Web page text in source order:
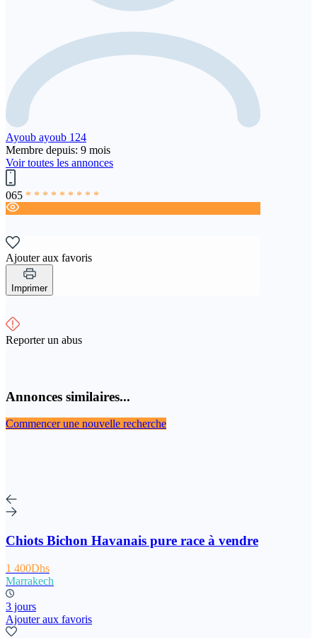
Ayoub ayoub 124
Membre depuis: 9 mois
Voir toutes les annonces
065 * * * * * * * * *
Ajouter aux favoris
Imprimer
Reporter un abus
Annonces similaires...
Commencer une nouvelle recherche
Chiots Bichon Havanais pure race à vendre
1 400Dhs
Marrakech
3 jours
Ajouter aux favoris